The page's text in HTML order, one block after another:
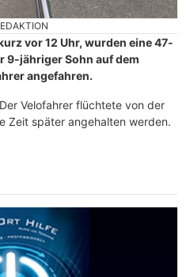
vor 12 Uhr, wurden eine 47-
9-jähriger Sohn auf dem
angefahren.
Velofahrer flüchtete von der
Zeit später angehalten werden.